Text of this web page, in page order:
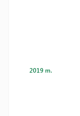
2019 m.